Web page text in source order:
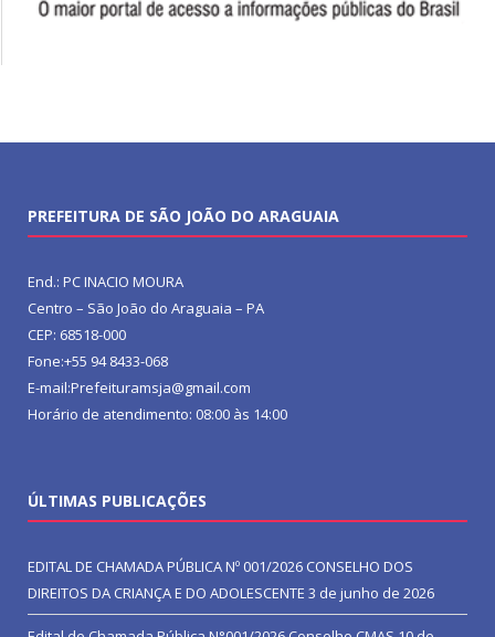
PREFEITURA DE SÃO JOÃO DO ARAGUAIA
End.: PC INACIO MOURA
Centro – São João do Araguaia – PA
CEP: 68518-000
Fone:+55 94 8433-068
E-mail:Prefeituramsja@gmail.com
Horário de atendimento: 08:00 às 14:00
ÚLTIMAS PUBLICAÇÕES
EDITAL DE CHAMADA PÚBLICA Nº 001/2026 CONSELHO DOS
DIREITOS DA CRIANÇA E DO ADOLESCENTE 3 de junho de 2026